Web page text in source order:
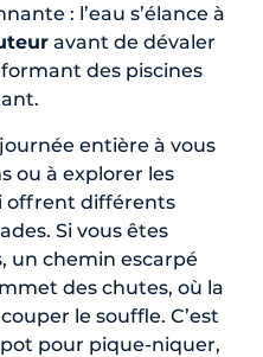
: l’eau s’élance à
avant de dévaler
des piscines
entière à vous
ou à explorer les
offrent différents
Si vous êtes
un chemin escarpé
des chutes, où la
le souffle. C’est
pour pique-niquer,